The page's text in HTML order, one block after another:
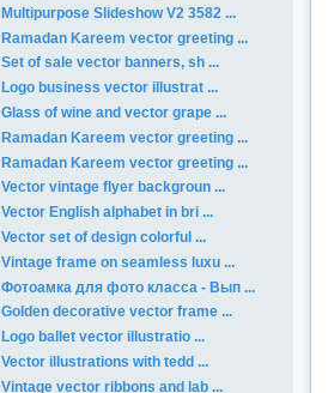
Multipurpose Slideshow V2 3582 ...
Ramadan Kareem vector greeting ...
Set of sale vector banners, sh ...
Logo business vector illustrat ...
Glass of wine and vector grape ...
Ramadan Kareem vector greeting ...
Ramadan Kareem vector greeting ...
Vector vintage flyer backgroun ...
Vector English alphabet in bri ...
Vector set of design colorful ...
Vintage frame on seamless luxu ...
Фотоамка для фото класса - Вып ...
Golden decorative vector frame ...
Logo ballet vector illustratio ...
Vector illustrations with tedd ...
Vintage vector ribbons and lab ...